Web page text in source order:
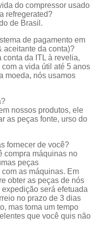
do compressor usado
refregerated?
de Brasil.
de pagamento em
aceitante da conta)?
conta da ITL à revelia,
a vida útil até 5 anos
moeda, nós usamos
nossos produtos, ele
as peças fonte, urso do
fornecer de você?
compra máquinas no
peças
as máquinas. Em
obter as peças de nós
será efetuada
no prazo de 3 dias
mas toma um tempo
que você quis não